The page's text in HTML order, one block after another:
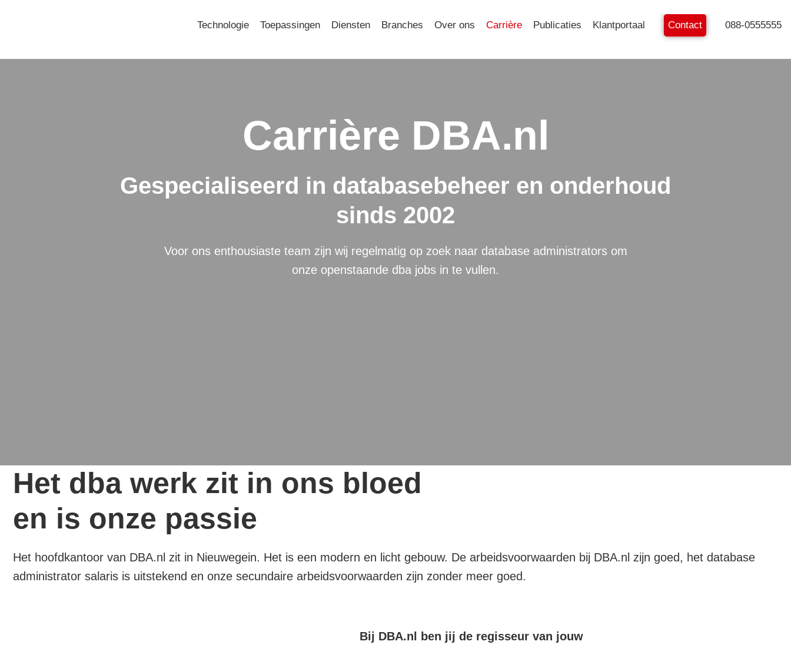
Technologie Toepassingen Diensten Branches Over ons Carrière Publicaties Klantportaal Contact 088-0555555
Carrière DBA.nl
Gespecialiseerd in databasebeheer en onderhoud
sinds 2002
Voor ons enthousiaste team zijn wij regelmatig op zoek naar database administrators om
onze openstaande dba jobs in te vullen.
Het dba werk zit in ons bloed
en is onze passie
Het hoofdkantoor van DBA.nl zit in Nieuwegein. Het is een modern en licht gebouw. De arbeidsvoorwaarden bij DBA.nl zijn goed, het database
administrator salaris is uitstekend en onze secundaire arbeidsvoorwaarden zijn zonder meer goed.
Bij DBA.nl ben jij de regisseur van jouw